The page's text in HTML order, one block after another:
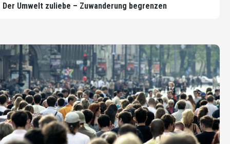
Der Umwelt zuliebe – Zuwanderung begrenzen